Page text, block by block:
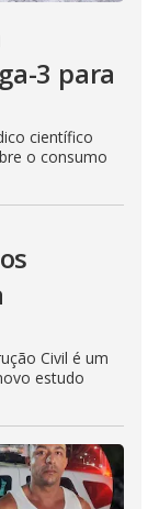
3 para
científico
o consumo
Civil é um
estudo